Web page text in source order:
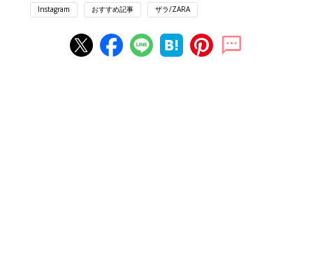
Instagram おすすめ記事 ザラ/ZARA